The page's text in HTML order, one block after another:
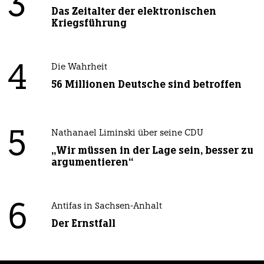
3
Das Zeitalter der elektronischen
Kriegsführung
4 Die Wahrheit
56 Millionen Deutsche sind betroffen
5 Nathanael Liminski über seine CDU
„Wir müssen in der Lage sein, besser zu
argumentieren“
6 Antifas in Sachsen-Anhalt
Der Ernstfall